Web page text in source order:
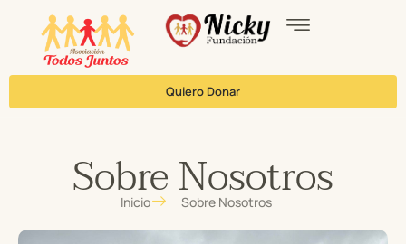
Quiero Donar
Sobre Nosotros
Inicio Sobre Nosotros